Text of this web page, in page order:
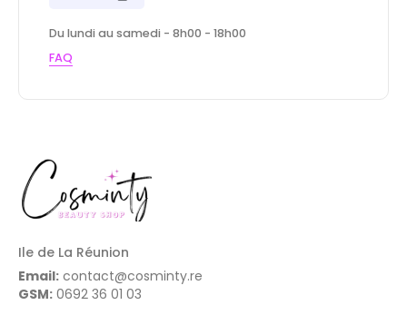
Du lundi au samedi - 8h00 - 18h00
FAQ
Ile de La Réunion
Email: contact@cosminty.re
GSM: 0692 36 01 03